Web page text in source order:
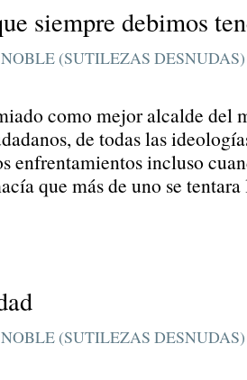
siempre debimos
(SUTILEZAS DESNUDAS)
como mejor alcalde del
de todas las
enfrentamientos incluso
que más de uno se tentara
(SUTILEZAS DESNUDAS)